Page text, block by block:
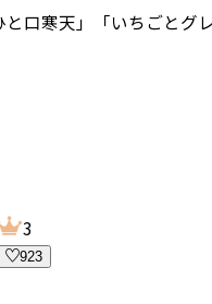
口寒天」「いちごとグ
3
923